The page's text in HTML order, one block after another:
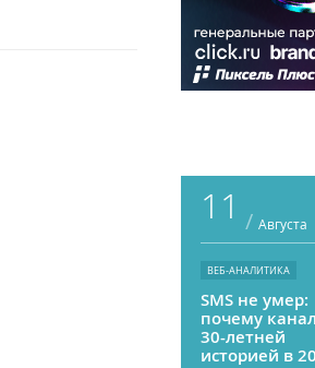
11 / Августа
ВЕБ-АНАЛИТИКА
SMS не умер:
почему
30-летней
историей в